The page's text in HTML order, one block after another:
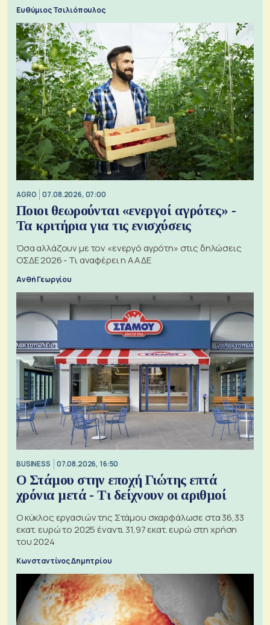
Ευθύμιος Τσιλιόπουλος
AGRO 07.08.2026, 07:00
Ποιοι θεωρούνται «ενεργοί αγρότες» -
Τα κριτήρια για τις ενισχύσεις
Όσα αλλάζουν με τον «ενεργό αγρότη» στις δηλώσεις
ΟΣΔΕ 2026 - Τι αναφέρει η ΑΑΔΕ
Ανθή Γεωργίου
BUSINESS 07.08.2026, 16:50
Ο Στάμου στην εποχή Γιώτης επτά
χρόνια μετά - Τι δείχνουν οι αριθμοί
Ο κύκλος εργασιών της Στάμου σκαρφάλωσε στα 36,33
εκατ. ευρώ το 2025 έναντι 31,97 εκατ. ευρώ στη χρήση
του 2024
Κωνσταντίνος Δημητρίου